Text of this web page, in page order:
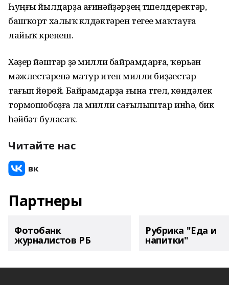
Һуңғы йылдарҙа ағинәйҙәрҙең түшелдеректәр,
башҡорт халыҡ күлдәктәрен тегеүе маҡтауға
лайыҡ күренеш.
Хәҙер йәштәр ҙә милли байрамдарға, ҡөрьән
мәжлестәренә матур итеп милли биҙәүестәр
тағып йөрөй. Байрамдарҙа ғына түгел, көндәлек
тормошобоҙға ла милли сағылыштар инһә, бик
һәйбәт буласаҡ.
Читайте нас
Партнеры
Фотобанк
журналистов РБ
Рубрика "Еда и
напитки"